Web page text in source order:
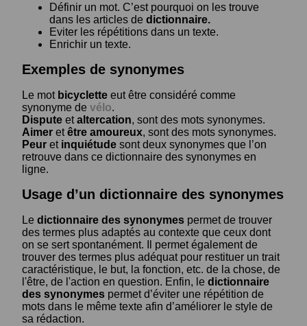
Définir un mot. C’est pourquoi on les trouve
dans les articles de dictionnaire.
Eviter les répétitions dans un texte.
Enrichir un texte.
Exemples de synonymes
Le mot bicyclette eut être considéré comme
synonyme de vélo.
Dispute etaltercation, sont des mots synonymes.
Aimer etêtre amoureux, sont des mots synonymes.
Peur et inquiétude sont deux synonymes que l’on
retrouve dans ce dictionnaire des synonymes en
ligne.
Usage d’un dictionnaire des synonymes
Le dictionnaire des synonymes permet de trouver
des termes plus adaptés au contexte que ceux dont
on se sert spontanément. Il permet également de
trouver des termes plus adéquat pour restituer un trait
caractéristique, le but, la fonction, etc. de la chose, de
l'être, de l'action en question. Enfin, le dictionnaire
des synonymes permet d’éviter une répétition de
mots dans le même texte afin d’améliorer le style de
sa rédaction.